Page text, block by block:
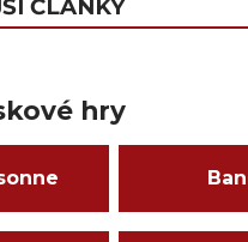
ČLÁNKY
hry